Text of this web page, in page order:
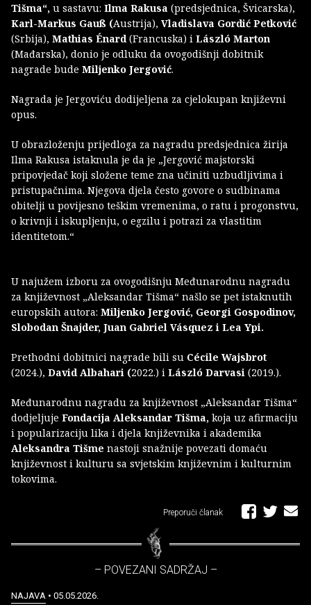
Tišma“, u sastavu: Ilma Rakusa (predsjednica, Švicarska),
Karl-Markus Gauß (Austrija), Vladislava Gordić Petković
(Srbija), Mathias Énard (Francuska) i László Marton
(Mađarska), donio je odluku da ovogodišnji dobitnik
nagrade bude Miljenko Jergović.
Nagrada je Jergoviću dodijeljena za cjelokupan književni
opus.
U obrazloženju prijedloga za nagradu predsjednica žirija
Ilma Rakusa istaknula je da je „Jergović majstorski
pripovjedač koji složene teme zna učiniti uzbudljivima i
pristupačnima. Njegova djela često govore o sudbinama
obitelji u povijesno teškim vremenima, o ratu i progonstvu,
o krivnji i iskupljenju, o egzilu i potrazi za vlastitim
identitetom.“
U najužem izboru za ovogodišnju Međunarodnu nagradu
za književnost „Aleksandar Tišma“ našlo se pet istaknutih
europskih autora: Miljenko Jergović, Georgi Gospodinov,
Slobodan Šnajder, Juan Gabriel Vásquez i Lea Ypi.
Prethodni dobitnici nagrade bili su Cécile Wajsbrot
(2024.), David Albahari (2022.) i László Darvasi (2019.).
Međunarodnu nagradu za književnost „Aleksandar Tišma“
dodjeljuje Fondacija Aleksandar Tišma, koja uz afirmaciju
i popularizaciju lika i djela književnika i akademika
Aleksandra Tišme nastoji snažnije povezati domaću
književnost i kulturu sa svjetskim književnim i kulturnim
tokovima.
Preporuči članak
– POVEZANI SADRŽAJ –
NAJAVA • 05.05.2026.